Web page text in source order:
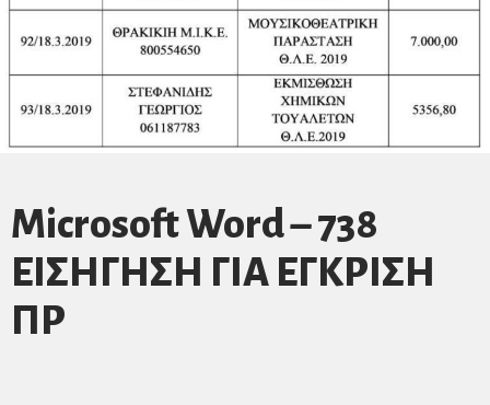
Microsoft Word – 738
ΕΙΣΗΓΗΣΗ ΓΙΑ ΕΓΚΡΙΣΗ
ΠΡ